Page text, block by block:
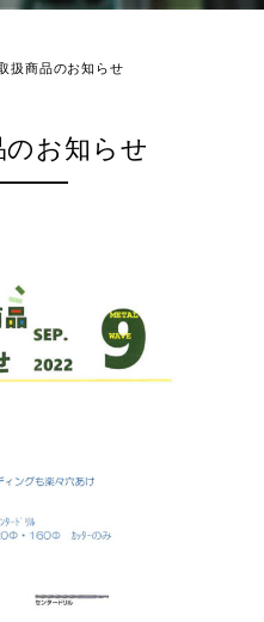
扱商品のお知らせ
のお知らせ